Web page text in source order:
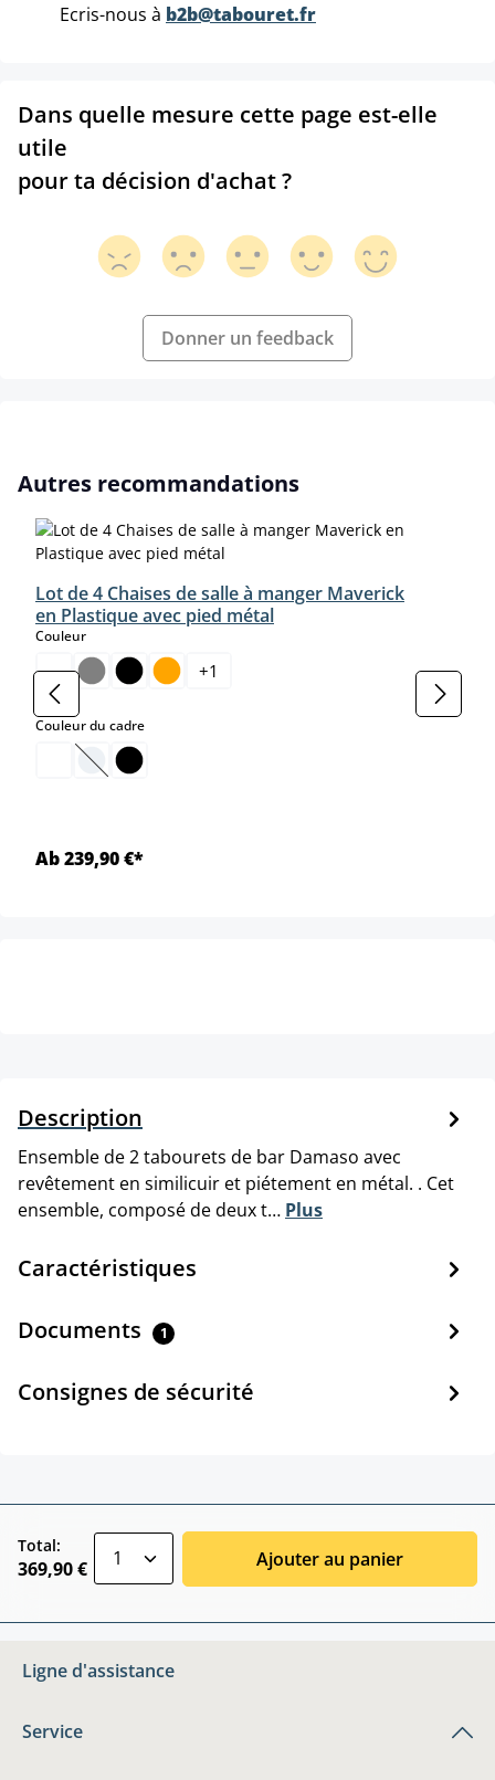
Ecris-nous à b2b@tabouret.fr
Dans quelle mesure cette page est-elle
utile
pour ta décision d'achat ?
Donner un feedback
Ignorer la galerie de produits
Autres recommandations
Lot de 4 Chaises de salle à manger Maverick
en Plastique avec pied métal
Couleurselect
+1
Couleur du cadreselect
(Cette option n'est pas disponible pour le moment.)
Ab 239,90 €*
Description
Ensemble de 2 tabourets de bar Damaso avec
revêtement en similicuir et piétement en métal. . Cet
ensemble, composé de deux t… Plus
Caractéristiques
Documents 1
Consignes de sécurité
Total:
369,90 € Ajouter au panier
Ligne d'assistance
Service